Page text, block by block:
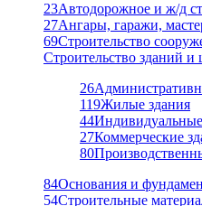
23Автодорожное и ж/д
27Ангары, гаражи,
69Строительство
Строительство зданий и
26
119Жилые здания
44
27Коммерческие
80
84Основания и
54Строительные